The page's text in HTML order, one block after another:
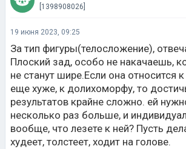
[1398908026]
19 июня 2023, 09:25
За тип фигуры(телосложение),
Плоский зад, особо не накачаешь,
не станут шире.Если она относится
еще хуже, к долихоморфу, то
результатов крайне сложно. ей
несколько раз больше, и
вообще, что лезете к ней? Пусть
худеет, толстеет, ходит на голове.